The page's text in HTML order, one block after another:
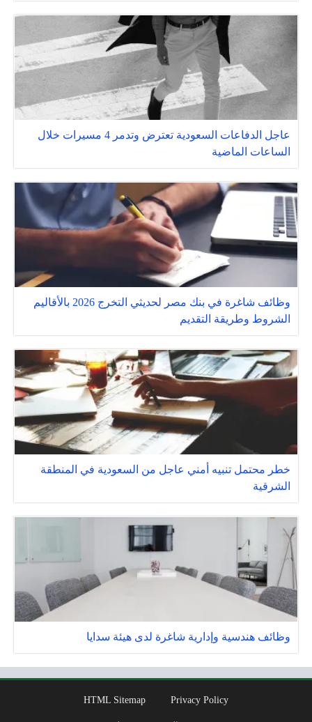
عاجل الدفاعات السعودية تعترض وتدمر 4 مسيرات خلال
الساعات الماضية
وظائف شاغرة في بنك مصر لحديثي التخرج 2026 بالأقاليم
الشروط وطريقة التقديم
خطر محتمل تنبيه أمني عاجل من السعودية في المنطقة
الشرقية
وظائف هندسية وإدارية شاغرة لدى هيئة سدايا
Privacy Policy
HTML Sitemap